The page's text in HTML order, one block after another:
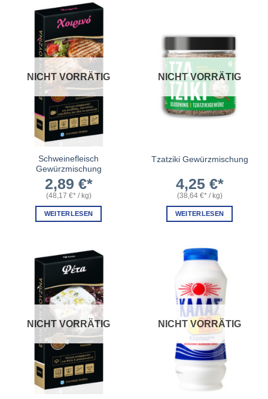
NICHT VORRÄTIG
Schweinefleisch
Gewürzmischung
2,89 €
(48,17 € / kg)
WEITERLESEN
NICHT VORRÄTIG
Tzatziki Gewürzmischung
4,25 €
(38,64 € / kg)
WEITERLESEN
NICHT VORRÄTIG NICHT VORRÄTIG